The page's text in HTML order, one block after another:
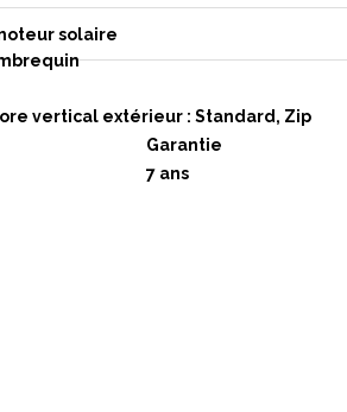
solaire
vertical extérieur : Standard, Zip
Garantie
7 ans